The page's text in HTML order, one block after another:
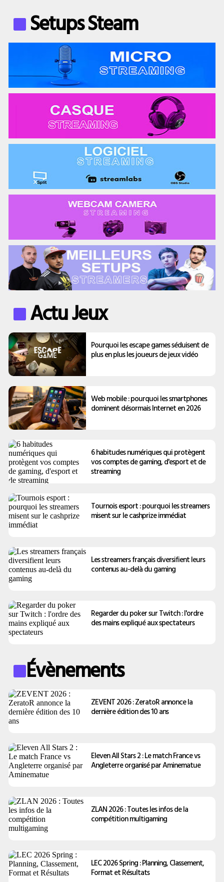
Setups Steam
Actu Jeux
Pourquoi les escape games séduisent de
plus en plus les joueurs de jeux vidéo
Web mobile : pourquoi les smartphones
dominent désormais Internet en 2026
6 habitudes numériques qui protègent
vos comptes de gaming, d'esport et de
streaming
Tournois esport : pourquoi les streamers
misent sur le cashprize immédiat
Les streamers français diversifient leurs
contenus au-delà du gaming
Regarder du poker sur Twitch : l'ordre
des mains expliqué aux spectateurs
Évènements
ZEVENT 2026 : ZeratoR annonce la
dernière édition des 10 ans
Eleven All Stars 2 : Le match France vs
Angleterre organisé par Aminematue
ZLAN 2026 : Toutes les infos de la
compétition multigaming
LEC 2026 Spring : Planning, Classement,
Format et Résultats